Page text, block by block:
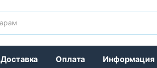
Доставка Оплата Информация